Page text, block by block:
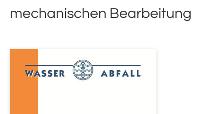
mechanischen Bearbeitung